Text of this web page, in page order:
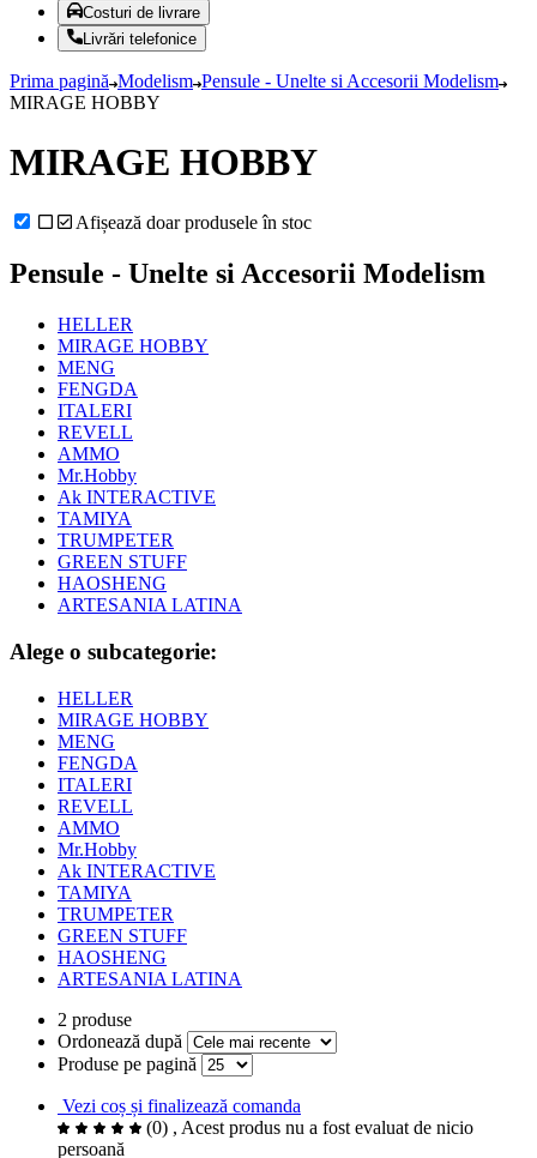
Costuri de livrare
Livrări telefonice
Prima pagină Modelism Pensule - Unelte si Accesorii Modelism
MIRAGE HOBBY
MIRAGE HOBBY
Afișează doar produsele în stoc
Pensule - Unelte si Accesorii Modelism
HELLER
MIRAGE HOBBY
MENG
FENGDA
ITALERI
REVELL
AMMO
Mr.Hobby
Ak INTERACTIVE
TAMIYA
TRUMPETER
GREEN STUFF
HAOSHENG
ARTESANIA LATINA
Alege o subcategorie:
HELLER
MIRAGE HOBBY
MENG
FENGDA
ITALERI
REVELL
AMMO
Mr.Hobby
Ak INTERACTIVE
TAMIYA
TRUMPETER
GREEN STUFF
HAOSHENG
ARTESANIA LATINA
2 produse
Ordonează după
Produse pe pagină
Vezi coș și finalizează comanda
(0) , Acest produs nu a fost evaluat de nicio
persoană